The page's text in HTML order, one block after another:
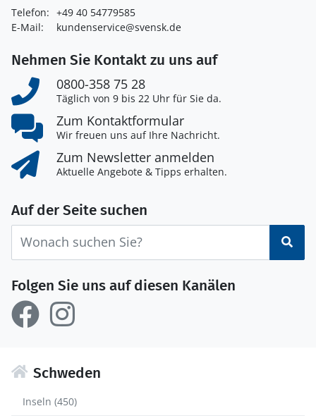
Telefon: +49 40 54779585
E-Mail:
kundenservice@svensk.de
Nehmen Sie Kontakt zu uns auf
0800-358 75 28
Täglich von 9 bis 22 Uhr für Sie da.
Zum Kontaktformular
Wir freuen uns auf Ihre Nachricht.
Zum Newsletter anmelden
Aktuelle Angebote & Tipps erhalten.
Auf der Seite suchen
Folgen Sie uns auf diesen Kanälen
Schweden
Inseln (450)